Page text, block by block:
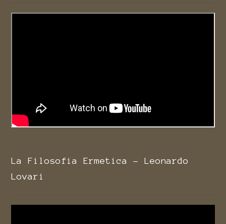
La Filosofia Ermetica - Leonardo
Lovari